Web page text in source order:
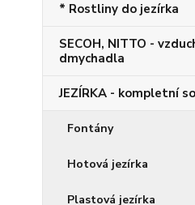
* Rostliny do jezírka
SECOH, NITTO -
dmychadla
JEZÍRKA - kompletní
Fontány
Hotová jezírka
Plastová jezírka